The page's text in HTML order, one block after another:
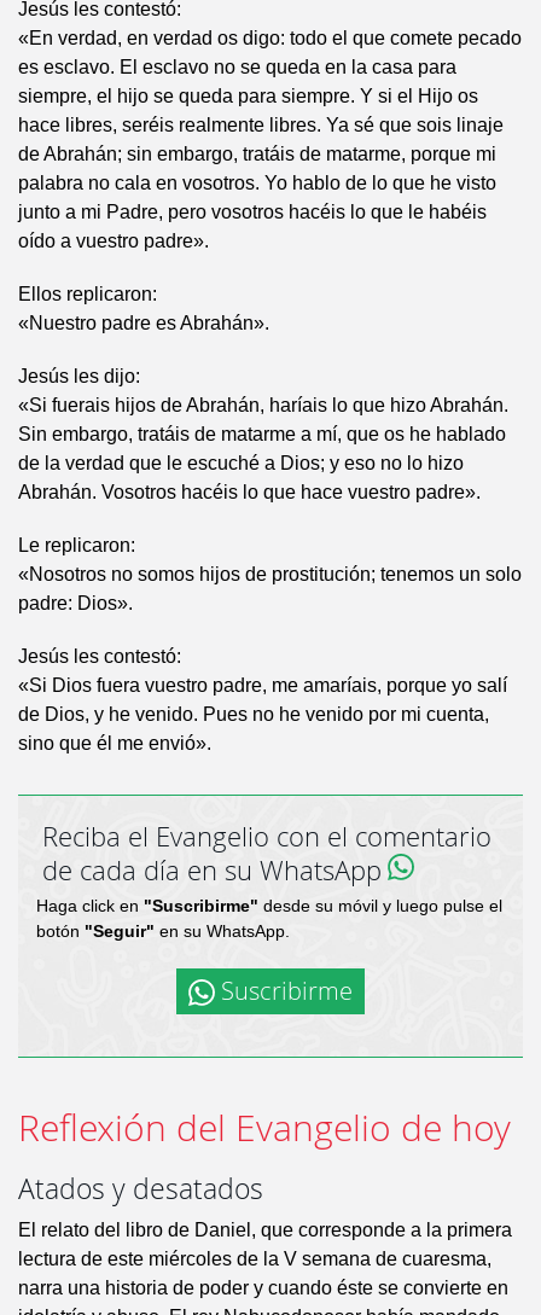
Jesús les contestó:
«En verdad, en verdad os digo: todo el que comete pecado
es esclavo. El esclavo no se queda en la casa para
siempre, el hijo se queda para siempre. Y si el Hijo os
hace libres, seréis realmente libres. Ya sé que sois linaje
de Abrahán; sin embargo, tratáis de matarme, porque mi
palabra no cala en vosotros. Yo hablo de lo que he visto
junto a mi Padre, pero vosotros hacéis lo que le habéis
oído a vuestro padre».
Ellos replicaron:
«Nuestro padre es Abrahán».
Jesús les dijo:
«Si fuerais hijos de Abrahán, haríais lo que hizo Abrahán.
Sin embargo, tratáis de matarme a mí, que os he hablado
de la verdad que le escuché a Dios; y eso no lo hizo
Abrahán. Vosotros hacéis lo que hace vuestro padre».
Le replicaron:
«Nosotros no somos hijos de prostitución; tenemos un solo
padre: Dios».
Jesús les contestó:
«Si Dios fuera vuestro padre, me amaríais, porque yo salí
de Dios, y he venido. Pues no he venido por mi cuenta,
sino que él me envió».
Reciba el Evangelio con el comentario
de cada día en su WhatsApp
Haga click en "Suscribirme" desde su móvil y luego pulse el
botón "Seguir" en su WhatsApp.
Suscribirme
Reflexión del Evangelio de hoy
Atados y desatados
El relato del libro de Daniel, que corresponde a la primera
lectura de este miércoles de la V semana de cuaresma,
narra una historia de poder y cuando éste se convierte en